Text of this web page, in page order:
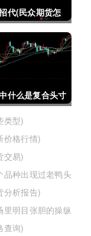
代(民众期货怎
什么是复合头寸
什么是复合头
类型)
价格行情)
交易)
品种出现过老鸭头
分析报告)
明目张胆的操纵
查询)